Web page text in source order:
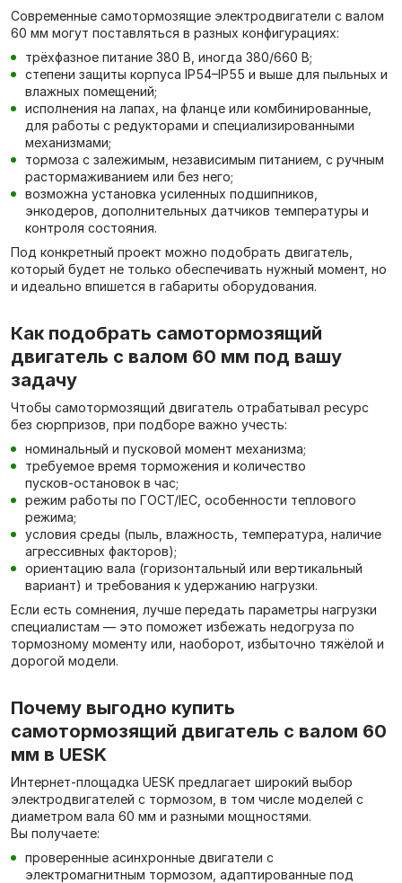
Современные самотормозящие электродвигатели с валом
60 мм могут поставляться в разных конфигурациях:
трёхфазное питание 380 В, иногда 380/660 В;
степени защиты корпуса IP54–IP55 и выше для пыльных и
влажных помещений;
исполнения на лапах, на фланце или комбинированные,
для работы с редукторами и специализированными
механизмами;
тормоза с залежимым, независимым питанием, с ручным
растормаживанием или без него;
возможна установка усиленных подшипников,
энкодеров, дополнительных датчиков температуры и
контроля состояния.
Под конкретный проект можно подобрать двигатель,
который будет не только обеспечивать нужный момент, но
и идеально впишется в габариты оборудования.
Как подобрать самотормозящий
двигатель с валом 60 мм под вашу
задачу
Чтобы самотормозящий двигатель отрабатывал ресурс
без сюрпризов, при подборе важно учесть:
номинальный и пусковой момент механизма;
требуемое время торможения и количество
пусков‑остановок в час;
режим работы по ГОСТ/IEC, особенности теплового
режима;
условия среды (пыль, влажность, температура, наличие
агрессивных факторов);
ориентацию вала (горизонтальный или вертикальный
вариант) и требования к удержанию нагрузки.
Если есть сомнения, лучше передать параметры нагрузки
специалистам — это поможет избежать недогруза по
тормозному моменту или, наоборот, избыточно тяжёлой и
дорогой модели.
Почему выгодно купить
самотормозящий двигатель с валом 60
мм в UESK
Интернет‑площадка UESK предлагает широкий выбор
электродвигателей с тормозом, в том числе моделей с
диаметром вала 60 мм и разными мощностями.
Вы получаете:
проверенные асинхронные двигатели с
электромагнитным тормозом, адаптированные под